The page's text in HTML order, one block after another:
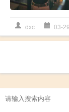
dxc 03-29